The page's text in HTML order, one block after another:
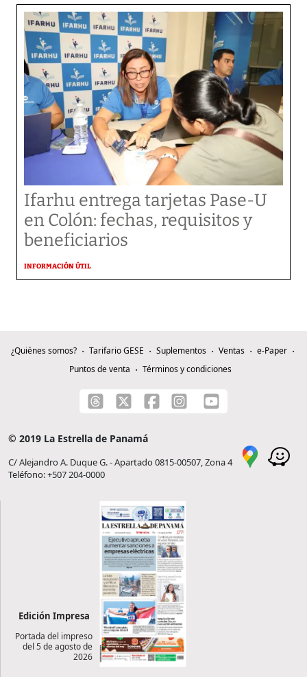
Ifarhu entrega tarjetas Pase-U
en Colón: fechas, requisitos y
beneficiarios
INFORMACIÓN ÚTIL
¿Quiénes somos? Tarifario GESE Suplementos Ventas
e-Paper
Puntos de venta
Términos y condiciones
© 2019 La Estrella de Panamá
C/ Alejandro A. Duque G. - Apartado 0815-00507, Zona 4
Teléfono: +507 204-0000
Edición Impresa
Portada del impreso
del 5 de agosto de
2026